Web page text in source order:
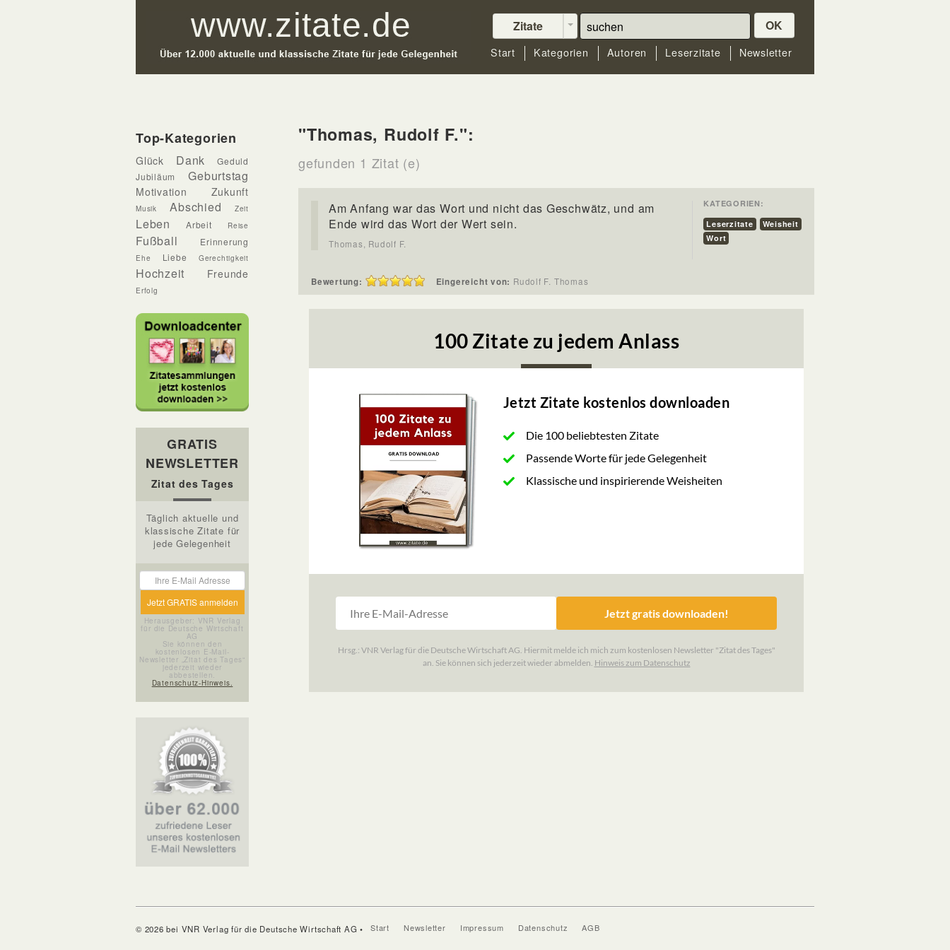
Zitate OK
Start Kategorien Autoren Leserzitate Newsletter
Top-Kategorien
Glück Dank
Geduld
Jubiläum
Geburtstag
Motivation Zukunft
Musik Abschied Zeit
Leben Arbeit Reise
Fußball Erinnerung
Ehe Liebe Gerechtigkeit
Hochzeit Freunde
Erfolg
GRATIS
NEWSLETTER
Zitat des Tages
Täglich aktuelle und
klassische Zitate für
jede Gelegenheit
Herausgeber: VNR Verlag
für die Deutsche Wirtschaft
AG
Sie können den
kostenlosen E-Mail-
Newsletter „Zitat des Tages“
jederzeit wieder
abbestellen.
Datenschutz-Hinweis.
"Thomas, Rudolf F.":
gefunden 1 Zitat (e)
Am Anfang war das Wort und nicht das Geschwätz, und am
Ende wird das Wort der Wert sein.
Thomas, Rudolf F.
KATEGORIEN:
Leserzitate
Weisheit
Wort
Bewertung: Eingereicht von: Rudolf F. Thomas
© 2026 bei VNR Verlag für die Deutsche Wirtschaft AG • Start Newsletter Impressum Datenschutz AGB